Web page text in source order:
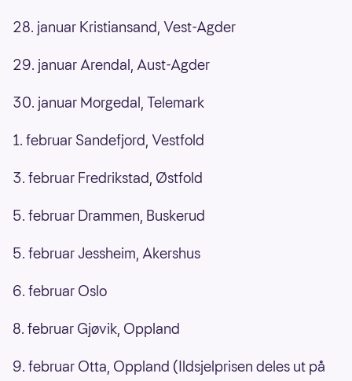
28. januar Kristiansand, Vest-Agder
29. januar Arendal, Aust-Agder
30. januar Morgedal, Telemark
1. februar Sandefjord, Vestfold
3. februar Fredrikstad, Østfold
5. februar Drammen, Buskerud
5. februar Jessheim, Akershus
6. februar Oslo
8. februar Gjøvik, Oppland
9. februar Otta, Oppland (Ildsjelprisen deles ut på